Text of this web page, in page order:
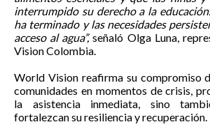
interrumpido su derecho a la
ha terminado y las necesidades
acceso al agua”,señaló Olga Luna,
Vision Colombia.
World Vision reafirma su compromiso
comunidades en momentos de crisis,
la asistencia inmediata, sino
fortalezcan su resiliencia y recuperación.